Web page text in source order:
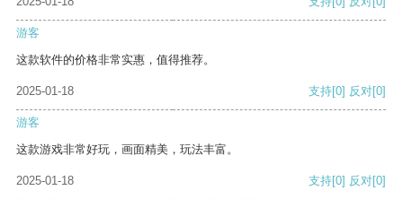
游客
这款软件的价格非常实惠，值得推荐。
2025-01-18 支持[0] 反对[0]
游客
这款游戏非常好玩，画面精美，玩法丰富。
2025-01-18 支持[0] 反对[0]